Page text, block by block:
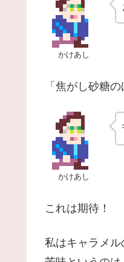
かけあし
「焦がし砂糖
かけあし
これは期待！
私はキャラメル